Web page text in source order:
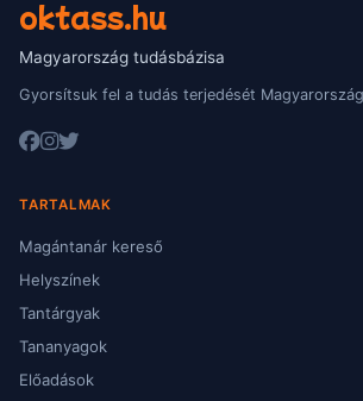
oktass.hu
Magyarország tudásbázisa
Gyorsítsuk fel a tudás terjedését
TARTALMAK
Magántanár kereső
Helyszínek
Tantárgyak
Tananyagok
Előadások